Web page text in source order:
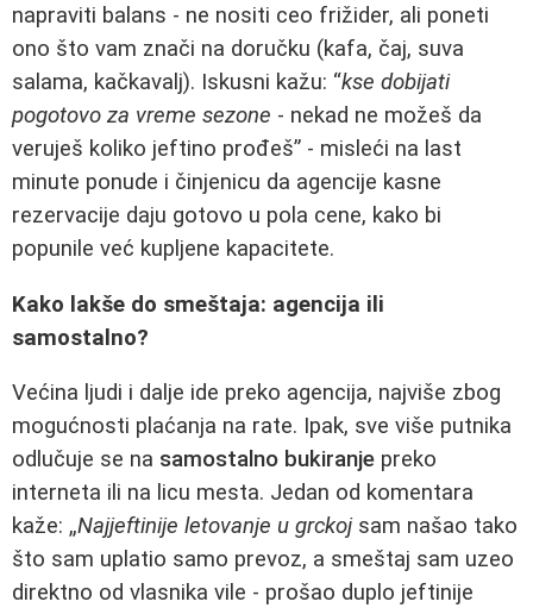
napraviti balans - ne nositi ceo frižider, ali poneti
ono što vam znači na doručku (kafa, čaj, suva
salama, kačkavalj). Iskusni kažu: “kse dobijati
pogotovo za vreme sezone - nekad ne možeš da
veruješ koliko jeftino prođeš” - misleći na last
minute ponude i činjenicu da agencije kasne
rezervacije daju gotovo u pola cene, kako bi
popunile već kupljene kapacitete.
Kako lakše do smeštaja: agencija ili
samostalno?
Većina ljudi i dalje ide preko agencija, najviše zbog
mogućnosti plaćanja na rate. Ipak, sve više putnika
odlučuje se na samostalno bukiranje preko
interneta ili na licu mesta. Jedan od komentara
kaže: „Najjeftinije letovanje u grckojsam našao tako
što sam uplatio samo prevoz, a smeštaj sam uzeo
direktno od vlasnika vile - prošao duplo jeftinije